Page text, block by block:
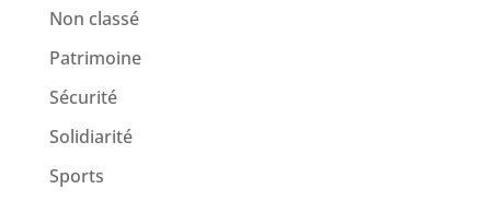
Non classé
Patrimoine
Sécurité
Solidiarité
Sports